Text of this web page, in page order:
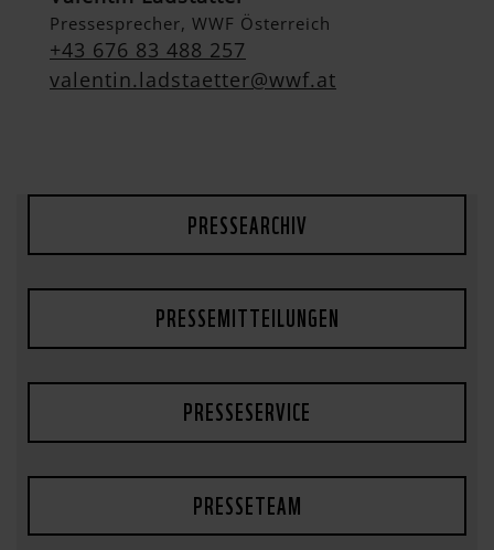
Pressesprecher, WWF Österreich
+43 676 83 488 257
valentin.ladstaetter@wwf.at
PRESSEARCHIV
PRESSEMITTEILUNGEN
PRESSESERVICE
PRESSETEAM